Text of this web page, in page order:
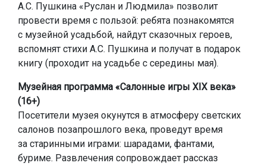
А.С. Пушкина «Руслан и Людмила» позволит
провести время с пользой: ребята познакомятся
с музейной усадьбой, найдут сказочных героев,
вспомнят стихи А.С. Пушкина и получат в подарок
книгу (проходит на усадьбе с середины мая).
Музейная программа «Салонные игры XIX века»
(16+)
Посетители музея окунутся в атмосферу светских
салонов позапрошлого века, проведут время
за старинными играми: шарадами, фантами,
буриме. Развлечения сопровождает рассказ